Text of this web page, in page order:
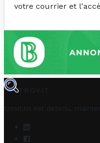
votre courrier et
TROVIT
trovit.tn est détenu,